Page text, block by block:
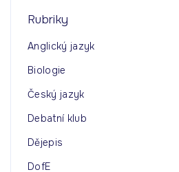
Rubriky
Anglický jazyk
Biologie
Český jazyk
Debatní klub
Dějepis
DofE